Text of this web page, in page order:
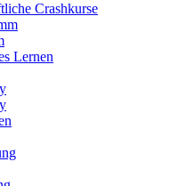
Crashkurse
Lernen